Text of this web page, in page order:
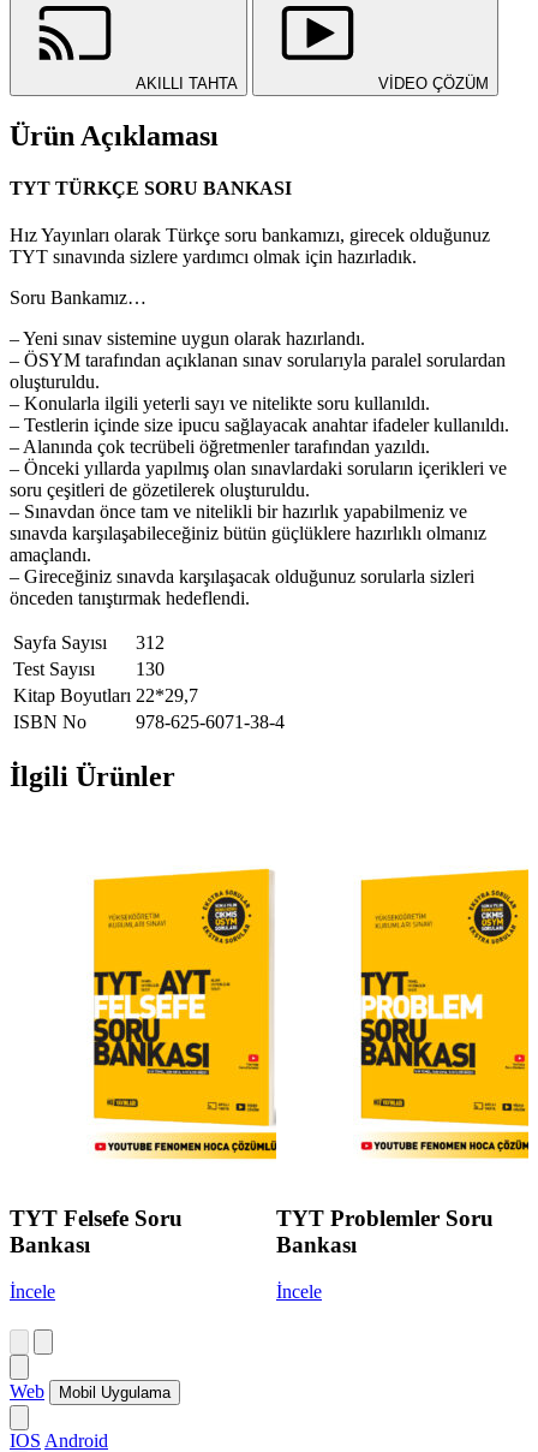
AKILLI TAHTA VİDEO ÇÖZÜM
Ürün Açıklaması
TYT TÜRKÇE SORU BANKASI
Hız Yayınları olarak Türkçe soru bankamızı, girecek olduğunuz
TYT sınavında sizlere yardımcı olmak için hazırladık.
Soru Bankamız…
– Yeni sınav sistemine uygun olarak hazırlandı.
– ÖSYM tarafından açıklanan sınav sorularıyla paralel sorulardan
oluşturuldu.
– Konularla ilgili yeterli sayı ve nitelikte soru kullanıldı.
– Testlerin içinde size ipucu sağlayacak anahtar ifadeler kullanıldı.
– Alanında çok tecrübeli öğretmenler tarafından yazıldı.
– Önceki yıllarda yapılmış olan sınavlardaki soruların içerikleri ve
soru çeşitleri de gözetilerek oluşturuldu.
– Sınavdan önce tam ve nitelikli bir hazırlık yapabilmeniz ve
sınavda karşılaşabileceğiniz bütün güçlüklere hazırlıklı olmanız
amaçlandı.
– Gireceğiniz sınavda karşılaşacak olduğunuz sorularla sizleri
önceden tanıştırmak hedeflendi.
Sayfa Sayısı
312
Test Sayısı
130
Kitap Boyutları 22*29,7
ISBN No
978-625-6071-38-4
İlgili Ürünler
TYT Felsefe Soru
Bankası
İncele
TYT Problemler Soru
Bankası
İncele
Web Mobil Uygulama
IOS Android